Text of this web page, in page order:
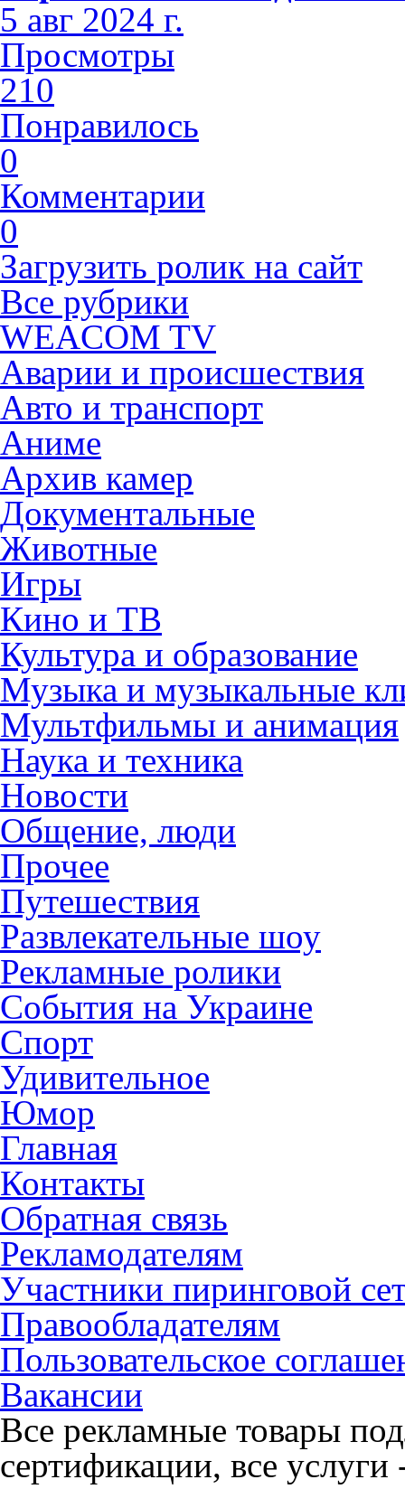
5 авг 2024 г.
Просмотры
210
Понравилось
0
Комментарии
0
Загрузить ролик на сайт
Все рубрики
WEACOM TV
Аварии и происшествия
Авто и транспорт
Аниме
Архив камер
Документальные
Животные
Игры
Кино и ТВ
Культура и образование
Музыка и музыкальные
Мультфильмы и анимация
Наука и техника
Новости
Общение, люди
Прочее
Путешествия
Развлекательные шоу
Рекламные ролики
События на Украине
Спорт
Удивительное
Юмор
Главная
Контакты
Обратная связь
Рекламодателям
Участники пиринговой
Правообладателям
Пользовательское
Вакансии
Все рекламные товары
сертификации, все